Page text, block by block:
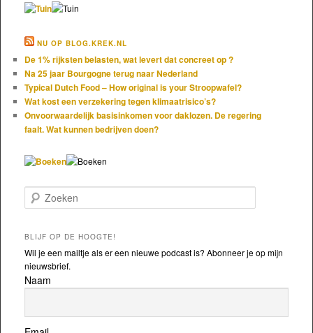
NU OP BLOG.KREK.NL
De 1% rijksten belasten, wat levert dat concreet op ?
Na 25 jaar Bourgogne terug naar Nederland
Typical Dutch Food – How original is your Stroopwafel?
Wat kost een verzekering tegen klimaatrisico’s?
Onvoorwaardelijk basisinkomen voor daklozen. De regering
faalt. Wat kunnen bedrijven doen?
Zoeken
BLIJF OP DE HOOGTE!
Wil je een mailtje als er een nieuwe podcast is? Abonneer je op mijn
nieuwsbrief.
Naam